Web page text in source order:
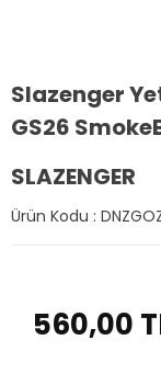
Slazenger
GS26
SLAZENGER
Ürün Kodu :
560,00